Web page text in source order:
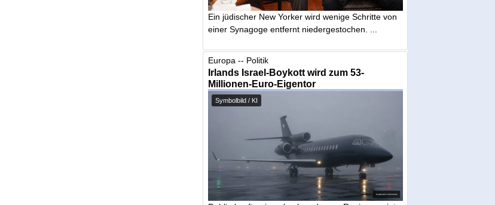
Ein jüdischer New Yorker wird wenige Schritte von
einer Synagoge entfernt niedergestochen. ...
Europa -- Politik
Irlands Israel-Boykott wird zum 53-
Millionen-Euro-Eigentor
Symbolbild / KI